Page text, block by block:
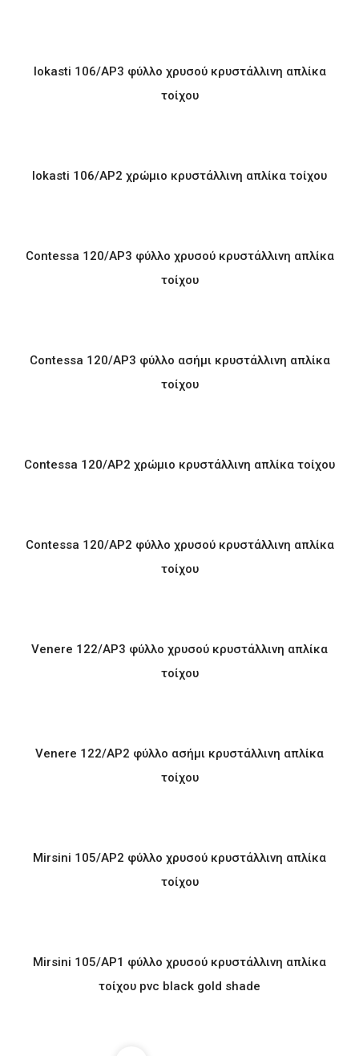
Iokasti 106/AP3 φύλλο χρυσού κρυστάλλινη απλίκα
τοίχου
Iokasti 106/AP2 χρώμιο κρυστάλλινη απλίκα τοίχου
Contessa 120/AP3 φύλλο χρυσού κρυστάλλινη απλίκα
τοίχου
Contessa 120/AP3 φύλλο ασήμι κρυστάλλινη απλίκα
τοίχου
Contessa 120/AP2 χρώμιο κρυστάλλινη απλίκα τοίχου
Contessa 120/AP2 φύλλο χρυσού κρυστάλλινη απλίκα
τοίχου
Venere 122/AP3 φύλλο χρυσού κρυστάλλινη απλίκα
τοίχου
Venere 122/AP2 φύλλο ασήμι κρυστάλλινη απλίκα
τοίχου
Mirsini 105/AP2 φύλλο χρυσού κρυστάλλινη απλίκα
τοίχου
Mirsini 105/AP1 φύλλο χρυσού κρυστάλλινη απλίκα
τοίχου pvc black gold shade